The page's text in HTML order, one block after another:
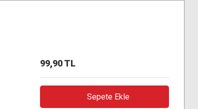
99,90 TL
Sepete Ekle